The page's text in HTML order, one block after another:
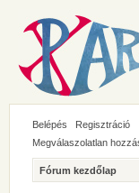
Belépés
Regisztráció
Megválaszolatlan
Fórum kezdőlap